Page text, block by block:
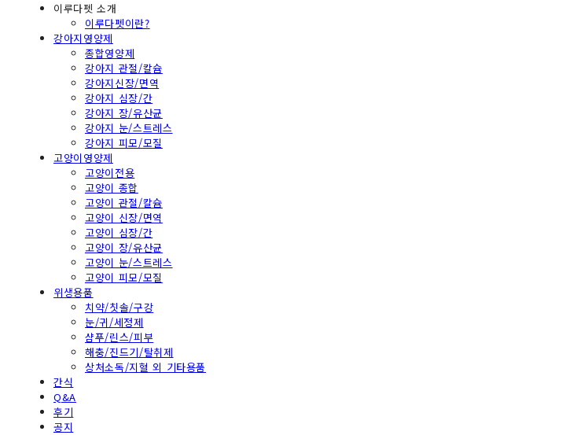
이루다펫 소개
이루다펫이란?
강아지영양제
종합영양제
강아지 관절/칼슘
강아지신장/면역
강아지 심장/간
강아지 장/유산균
강아지 눈/스트레스
강아지 피모/모질
고양이영양제
고양이전용
고양이 종합
고양이 관절/칼슘
고양이 신장/면역
고양이 심장/간
고양이 장/유산균
고양이 눈/스트레스
고양이 피모/모질
위생용품
치약/칫솔/구강
눈/귀/세정제
샴푸/린스/피부
해충/진드기/탈취제
상처소독/지혈 외 기타용품
간식
Q&A
후기
공지